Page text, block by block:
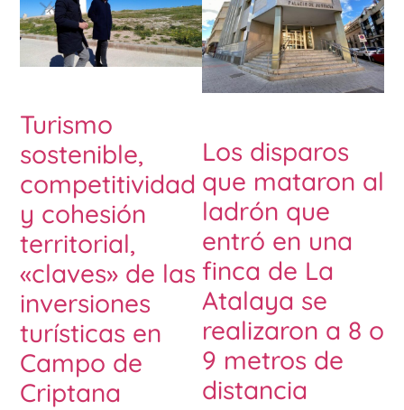
Turismo
sostenible,
competitividad
y cohesión
territorial,
«claves» de las
inversiones
turísticas en
Campo de
Criptana
Los disparos
que mataron al
ladrón que
entró en una
finca de La
Atalaya se
realizaron a 8 o
9 metros de
distancia